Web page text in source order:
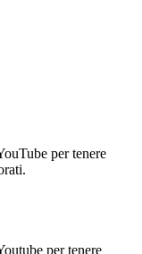
per tenere
per tenere